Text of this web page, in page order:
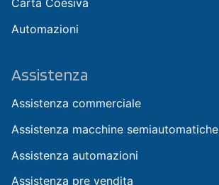
Carta Coesiva
Automazioni
Assistenza
Assistenza commerciale
Assistenza macchine semiautomatiche
Assistenza automazioni
Assistenza pre vendita